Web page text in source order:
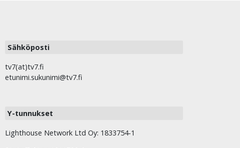
Sähköposti
tv7(at)tv7.fi
etunimi.sukunimi@tv7.fi
Y-tunnukset
Lighthouse Network Ltd Oy: 1833754-1